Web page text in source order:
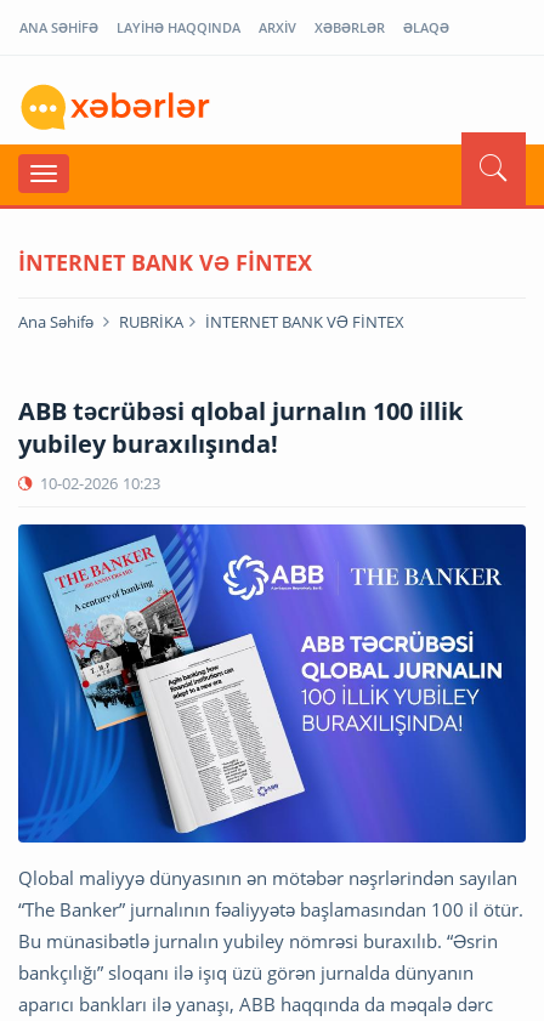
ANA SƏHİFƏ LAYİHƏ HAQQINDA ARXİV XƏBƏRLƏR ƏLAQƏ
İNTERNET BANK VƏ FİNTEX
Ana Səhifə RUBRİKA İNTERNET BANK VƏ FİNTEX
ABB təcrübəsi qlobal jurnalın 100 illik
yubiley buraxılışında!
10-02-2026 10:23
Qlobal maliyyə dünyasının ən mötəbər nəşrlərindən sayılan
“The Banker” jurnalının fəaliyyətə başlamasından 100 il ötür.
Bu münasibətlə jurnalın yubiley nömrəsi buraxılıb. “Əsrin
bankçılığı” sloqanı ilə işıq üzü görən jurnalda dünyanın
aparıcı bankları ilə yanaşı, ABB haqqında da məqalə dərc